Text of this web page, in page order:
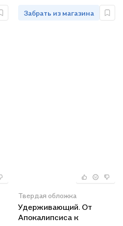
Забрать из магазина
Твердая обложка
Удерживающий. От
Апокалипсиса к